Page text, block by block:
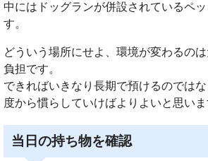
中にはドッグランが併設されているペ
す。
どういう場所にせよ、環境が変わるの
負担です。
できればいきなり長期で預けるのでは
度から慣らしていけばよりよいと思いま
当日の持ち物を確認